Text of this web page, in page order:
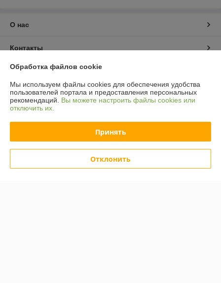
О нас
Контакты
Доставка и оплата
График работы
Политика обработки cookies
Сайт создан на платформе Deal.by
Обработка файлов cookie
Мы используем файлы cookies для обеспечения удобства
пользователей портала и предоставления персональных
рекомендаций. Вы можете настроить файлы cookies или
отключить их.
Принять
Отклонить